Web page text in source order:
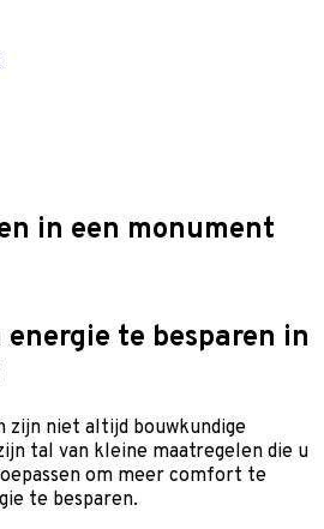
in een monument
te besparen in
zijn niet altijd bouwkundige
tal van kleine maatregelen die u
om meer comfort te
te besparen.